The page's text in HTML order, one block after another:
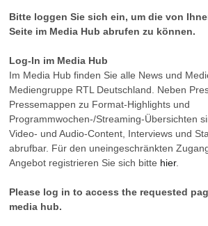
Bitte loggen Sie sich ein, um die von
Seite im Media Hub abrufen zu können.
Log-In im Media Hub
Im Media Hub finden Sie alle News und
Mediengruppe RTL Deutschland. Neben
Pressemappen zu Format-Highlights und
Programmwochen-/Streaming-Übersichten
Video- und Audio-Content, Interviews und
abrufbar. Für den uneingeschränkten
Angebot registrieren Sie sich bitte hier.
Please log in to access the requested
media hub.